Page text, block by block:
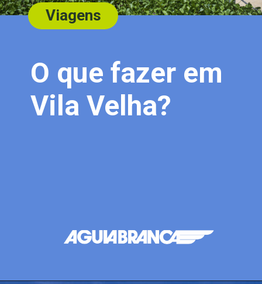
Viagens
O que fazer em
Vila Velha?